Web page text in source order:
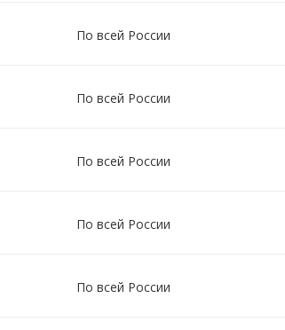
По всей России
По всей России
По всей России
По всей России
По всей России